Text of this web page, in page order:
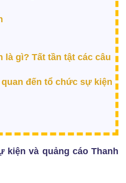
là gì? Tất tần tật các câu
đến tổ chức sự kiện
kiện và quảng cáo Thanh